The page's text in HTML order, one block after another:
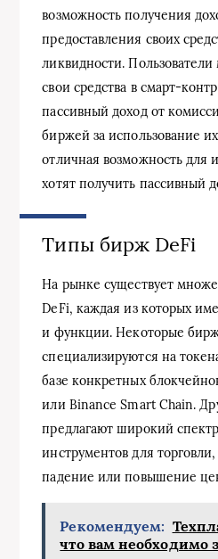
возможность получения
предоставления своих
ликвидности. Пользователи
свои средства в смарт-
пассивный доход от
биржей за использование
отличная возможность для
хотят получить пассивный
Типы бирж DeFi
На рынке существует
DeFi, каждая из которых
и функции. Некоторые
специализируются на
базе конкретных
или Binance Smart Chain.
предлагают широкий
инструментов для
падение или повышение
Рекомендуем:
что вам необходимо